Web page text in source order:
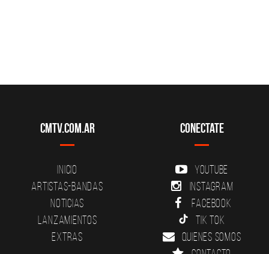
CMTV.com.ar
Inicio
Artistas-Bandas
Noticias
Lanzamientos
Extras
Conectate
YouTube
Instagram
Facebook
Tik Tok
Quienes somos